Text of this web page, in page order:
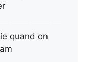
quand on